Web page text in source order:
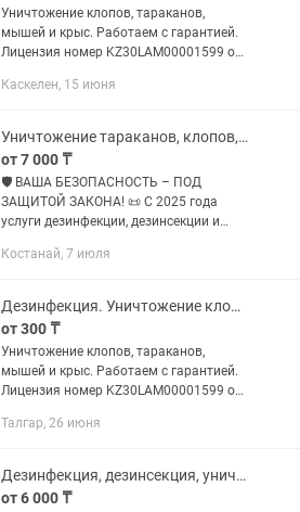
Уничтожение клопов, тараканов,
мышей и крыс. Работаем с гарантией.
Лицензия номер KZ30LAM00001599 от
Департамент Сан-Эпид контроля
Работаем с...
Каскелен, 15 июня
Уничтожение тараканов, клопов, крыс и других насекомых и вредителей
от 7 000 ₸
🛡 ВАША БЕЗОПАСНОСТЬ – ПОД
ЗАЩИТОЙ ЗАКОНА! 📜 С 2025 года
услуги дезинфекции, дезинсекции и
лицензированию. Наша компания
получила...
Костанай, 7 июля
Дезинфекция. Уничтожение клопов, тараканов, мышей и крыс
от 300 ₸
Уничтожение клопов, тараканов,
мышей и крыс. Работаем с гарантией.
Лицензия номер KZ30LAM00001599 от
Департамент Сан-Эпид контроля
Работаем с...
Талгар, 26 июня
Дезинфекция, дезинсекция, уничтожение тараканов, клопов
от 6 000 ₸